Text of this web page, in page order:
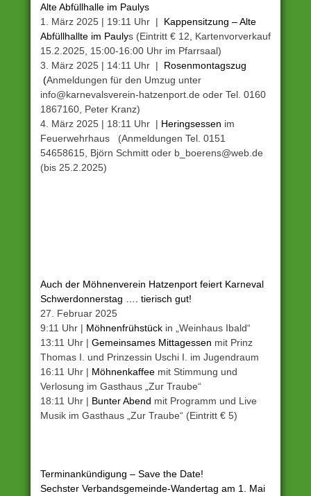
Alte Abfüllhalle im Paulys
1. März 2025 | 19:11 Uhr | Kappensitzung – Alte
Abfüllhallte im Paulys (Eintritt € 12, Kartenvorverkauf
15.2.2025, 15:00-16:00 Uhr im Pfarrsaal)
3. März 2025 | 14:11 Uhr | Rosenmontagszug
(Anmeldungen für den Umzug unter
info@karnevalsverein-hatzenport.de oder Tel. 0160
1867160, Peter Kranz)
4. März 2025 | 18:11 Uhr | Heringsessen im
Feuerwehrhaus (Anmeldungen Tel. 0151
54658615, Björn Schmitt oder b_boerens@web.de
(bis 25.2.2025)
Auch der Möhnenverein Hatzenport feiert Karneval
Schwerdonnerstag …. tierisch gut!
27. Februar 2025
9:11 Uhr | Möhnenfrühstück in „Weinhaus Ibald“
13:11 Uhr | Gemeinsames Mittagessen mit Prinz
Thomas I. und Prinzessin Uschi I. im Jugendraum
16:11 Uhr | Möhnenkaffee mit Stimmung und
Verlosung im Gasthaus „Zur Traube“
18:11 Uhr | Bunter Abend mit Programm und Live
Musik im Gasthaus „Zur Traube“ (Eintritt € 5)
Terminankündigung – Save the Date!
Sechster Verbandsgemeinde-Wandertag am 1. Mai